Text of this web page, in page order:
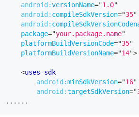
android:versionName="1.0"
android: compileSdkVersion="35"
android:
package="your.package.name"
platformBuildVersionCode="35"
platformBuildVersionName="14">
<uses-sdk
android:minSdkVersion="16"
android:targetSdkVersion="
......